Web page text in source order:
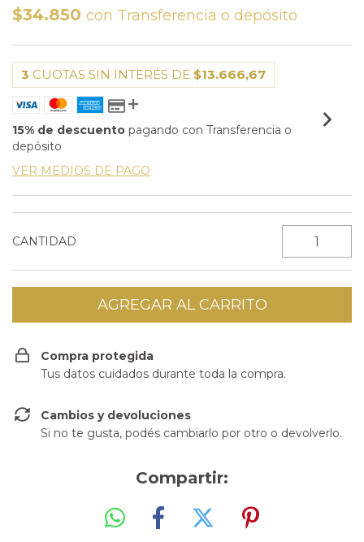
$34.850 con Transferencia o depósito
3 CUOTAS SIN INTERÉS DE $13.666,67
15% de descuento pagando con Transferencia o
depósito
VER MEDIOS DE PAGO
CANTIDAD
Compra protegida
Tus datos cuidados durante toda la compra.
Cambios y devoluciones
Si no te gusta, podés cambiarlo por otro o devolverlo.
Compartir: